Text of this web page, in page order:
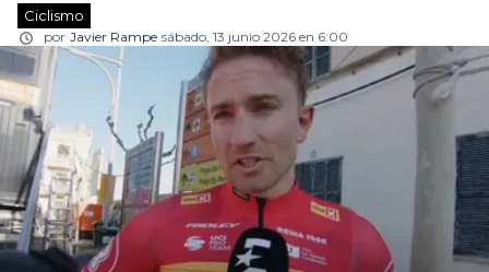
Ciclismo
por Javier Rampe sábado, 13 junio 2026 en 6:00